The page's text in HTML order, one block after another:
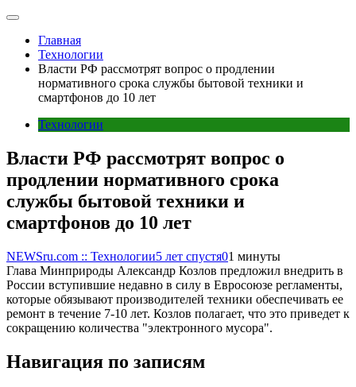
Главная
Технологии
Власти РФ рассмотрят вопрос о продлении
нормативного срока службы бытовой техники и
смартфонов до 10 лет
Технологии
Власти РФ рассмотрят вопрос о
продлении нормативного срока
службы бытовой техники и
смартфонов до 10 лет
NEWSru.com :: Технологии5 лет спустя01 минуты
Глава Минприроды Александр Козлов предложил внедрить в
России вступившие недавно в силу в Евросоюзе регламенты,
которые обязывают производителей техники обеспечивать ее
ремонт в течение 7-10 лет. Козлов полагает, что это приведет к
сокращению количества "электронного мусора".
Навигация по записям